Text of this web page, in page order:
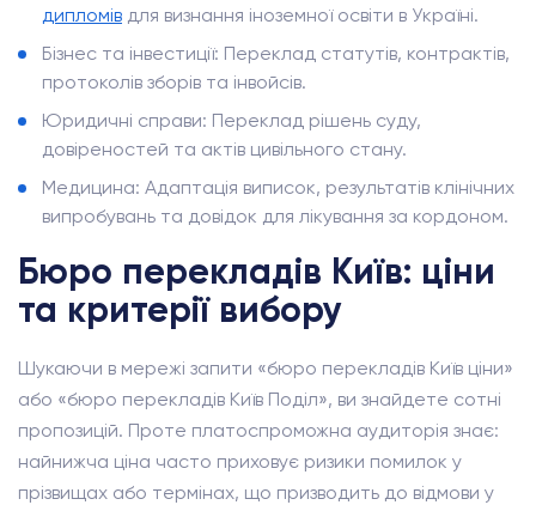
дипломів для визнання іноземної освіти в Україні.
Бізнес та інвестиції: Переклад статутів, контрактів,
протоколів зборів та інвойсів.
Юридичні справи: Переклад рішень суду,
довіреностей та актів цивільного стану.
Медицина: Адаптація виписок, результатів клінічних
випробувань та довідок для лікування за кордоном.
Бюро перекладів Київ: ціни
та критерії вибору
Шукаючи в мережі запити «бюро перекладів Київ ціни»
або «бюро перекладів Київ Поділ», ви знайдете сотні
пропозицій. Проте платоспроможна аудиторія знає:
найнижча ціна часто приховує ризики помилок у
прізвищах або термінах, що призводить до відмови у